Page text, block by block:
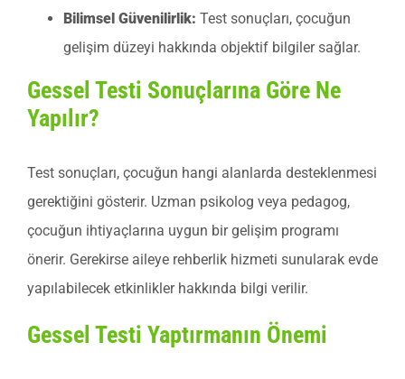
Bilimsel Güvenilirlik: Test sonuçları, çocuğun
gelişim düzeyi hakkında objektif bilgiler sağlar.
Gessel Testi Sonuçlarına Göre Ne
Yapılır?
Test sonuçları, çocuğun hangi alanlarda desteklenmesi
gerektiğini gösterir. Uzman psikolog veya pedagog,
çocuğun ihtiyaçlarına uygun bir gelişim programı
önerir. Gerekirse aileye rehberlik hizmeti sunularak evde
yapılabilecek etkinlikler hakkında bilgi verilir.
Gessel Testi Yaptırmanın Önemi